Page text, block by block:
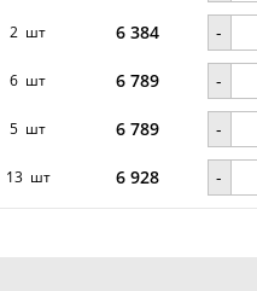
2 шт 6 384 -
6 шт 6 789 -
5 шт 6 789 -
13 шт 6 928 -